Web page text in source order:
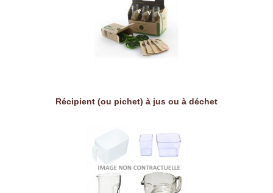
Récipient (ou pichet) à jus ou à déchet